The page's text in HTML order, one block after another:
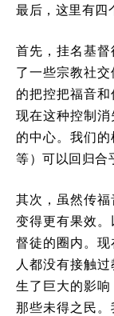
最后，这里有四
首先，挂名基
了一些宗教社
的把控把福音
现在这种控制
的中心。我们
等）可以回归合
其次，虽然传
变得更有果效
督徒的圈内。
人都没有接触
生了巨大的影
那些未得之民